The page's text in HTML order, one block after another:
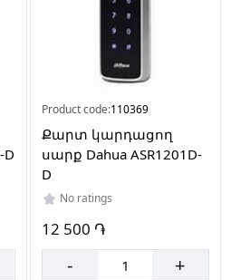
D
Product code:110369
Քարտ կարդացող
սարք Dahua ASR1201D-
D
No ratings
12 500 ֏
- +